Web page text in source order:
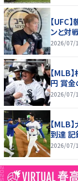
【UFC
ンと対
2026/07/
【MLB
円 賞
2026/07/
【MLB
到達 記
2026/07/